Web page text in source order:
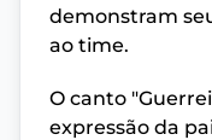
demonstram
ao time.
O canto
expressão da